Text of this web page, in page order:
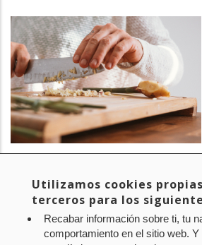
EMPRESA:INTIA
Página
1 Page
2 ››
Utilizamos cookies
terceros para los
Recabar información sobre ti, tu
comportamiento en el sitio web. Y